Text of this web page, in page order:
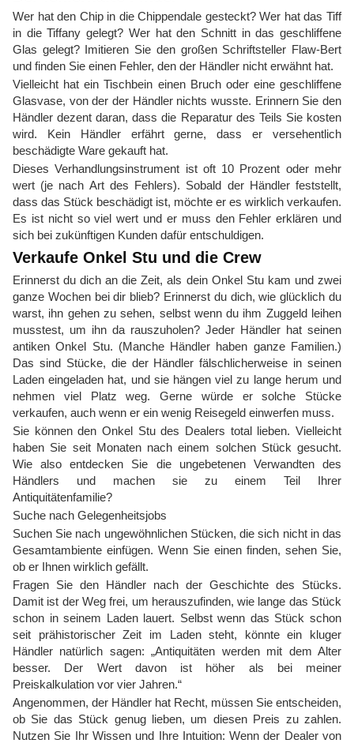
Wer hat den Chip in die Chippendale gesteckt? Wer hat das Tiff
in die Tiffany gelegt? Wer hat den Schnitt in das geschliffene
Glas gelegt? Imitieren Sie den großen Schriftsteller Flaw-Bert
und finden Sie einen Fehler, den der Händler nicht erwähnt hat.
Vielleicht hat ein Tischbein einen Bruch oder eine geschliffene
Glasvase, von der der Händler nichts wusste. Erinnern Sie den
Händler dezent daran, dass die Reparatur des Teils Sie kosten
wird. Kein Händler erfährt gerne, dass er versehentlich
beschädigte Ware gekauft hat.
Dieses Verhandlungsinstrument ist oft 10 Prozent oder mehr
wert (je nach Art des Fehlers). Sobald der Händler feststellt,
dass das Stück beschädigt ist, möchte er es wirklich verkaufen.
Es ist nicht so viel wert und er muss den Fehler erklären und
sich bei zukünftigen Kunden dafür entschuldigen.
Verkaufe Onkel Stu und die Crew
Erinnerst du dich an die Zeit, als dein Onkel Stu kam und zwei
ganze Wochen bei dir blieb? Erinnerst du dich, wie glücklich du
warst, ihn gehen zu sehen, selbst wenn du ihm Zuggeld leihen
musstest, um ihn da rauszuholen? Jeder Händler hat seinen
antiken Onkel Stu. (Manche Händler haben ganze Familien.)
Das sind Stücke, die der Händler fälschlicherweise in seinen
Laden eingeladen hat, und sie hängen viel zu lange herum und
nehmen viel Platz weg. Gerne würde er solche Stücke
verkaufen, auch wenn er ein wenig Reisegeld einwerfen muss.
Sie können den Onkel Stu des Dealers total lieben. Vielleicht
haben Sie seit Monaten nach einem solchen Stück gesucht.
Wie also entdecken Sie die ungebetenen Verwandten des
Händlers und machen sie zu einem Teil Ihrer
Antiquitätenfamilie?
Suche nach Gelegenheitsjobs
Suchen Sie nach ungewöhnlichen Stücken, die sich nicht in das
Gesamtambiente einfügen. Wenn Sie einen finden, sehen Sie,
ob er Ihnen wirklich gefällt.
Fragen Sie den Händler nach der Geschichte des Stücks.
Damit ist der Weg frei, um herauszufinden, wie lange das Stück
schon in seinem Laden lauert. Selbst wenn das Stück schon
seit prähistorischer Zeit im Laden steht, könnte ein kluger
Händler natürlich sagen: „Antiquitäten werden mit dem Alter
besser. Der Wert davon ist höher als bei meiner
Preiskalkulation vor vier Jahren.“
Angenommen, der Händler hat Recht, müssen Sie entscheiden,
ob Sie das Stück genug lieben, um diesen Preis zu zahlen.
Nutzen Sie Ihr Wissen und Ihre Intuition: Wenn der Dealer von